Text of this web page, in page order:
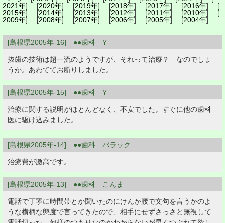
2021年] [2020年] [2019年] [2018年] [2017年] [2016年] [
2015年] [2014年] [2013年] [2012年] [2011年] [2010年] [
2009年] [2008年] [2007年] [2006年] [2005年] [2004年]
[島根県2005年-16] ●●歯科 Y
抜歯の技術は超一流のようですが、それって治療？ なのでしょ
うか。あわててお断りしました。
[島根県2005年-15] ●●歯科 Y
治療に関する説明がほとんどなく、不安でした。すぐに他の歯科
医に駆け込みました。
[島根県2005年-14] ●●歯科 バラック
治療費が激高です。
[島根県2005年-13] ●●歯科 こんま
電話で丁寧に時間帯とか聞いたのにけんか腰で文句を言うかのよ
うな横柄な態度で言ってきたので、相手にせずさっさと無視して